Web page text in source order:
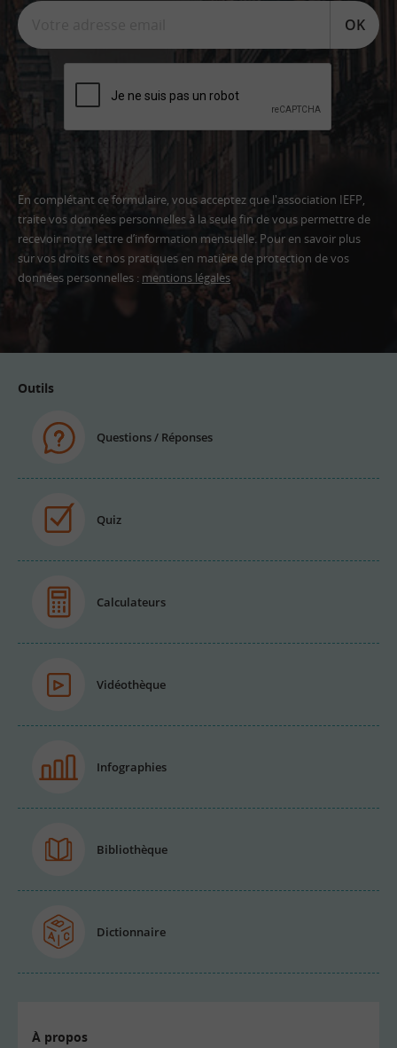
OK
En complétant ce formulaire, vous acceptez que l'association IEFP,
traite vos données personnelles à la seule fin de vous permettre de
recevoir notre lettre d’information mensuelle. Pour en savoir plus
sur vos droits et nos pratiques en matière de protection de vos
données personnelles : mentions légales
Outils
Questions / Réponses
Quiz
Calculateurs
Vidéothèque
Infographies
Bibliothèque
Dictionnaire
À propos